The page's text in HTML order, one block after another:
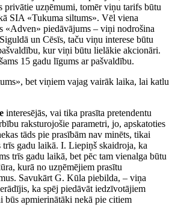
privātie uzņēmumi, tomēr viņu tarifs būtu
SIA «Tukuma siltums». Vēl viena
«Adven» piedāvājums – viņi nodrošina
un Cēsīs, taču viņu interese būtu
kur viņi būtu lielākie akcionāri.
15 gadu līgums ar pašvaldību.
bet viņiem vajag vairāk laika, lai katlu
interesējās, vai tika prasīta pretendentu
raksturojošie parametri, jo, apskatoties
tāds pie prasībām nav minēts, tikai
trīs gadu laikā. I. Liepiņš skaidroja, ka
trīs gadu laikā, bet pēc tam vienalga būtu
kurā no uzņēmējiem prasītu
Savukārt G. Kūla piebilda, – viņa
ka spēj piedāvāt iedzīvotājiem
būs apmierinātāki nekā pie citiem